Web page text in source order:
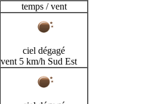
temps / vent
ciel dégagé
vent 5 km/h Sud Est